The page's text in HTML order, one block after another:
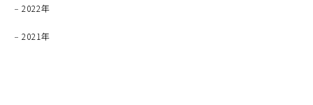
2022年
2021年